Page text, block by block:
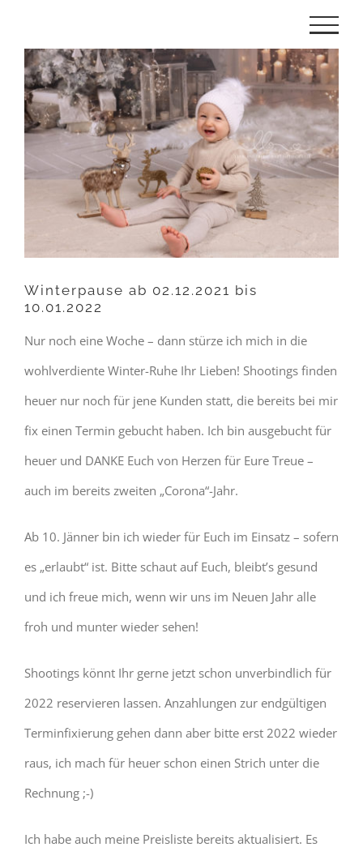
springen
Zeige
grösseres
Bild
Winterpause ab 02.12.2021 bis
10.01.2022
Nur noch eine Woche – dann stürze ich mich in die
wohlverdiente Winter-Ruhe Ihr Lieben! Shootings finden
heuer nur noch für jene Kunden statt, die bereits bei mir
fix einen Termin gebucht haben. Ich bin ausgebucht für
heuer und DANKE Euch von Herzen für Eure Treue –
auch im bereits zweiten „Corona“-Jahr.
Ab 10. Jänner bin ich wieder für Euch im Einsatz – sofern
es „erlaubt“ ist. Bitte schaut auf Euch, bleibt’s gesund
und ich freue mich, wenn wir uns im Neuen Jahr alle
froh und munter wieder sehen!
Shootings könnt Ihr gerne jetzt schon unverbindlich für
2022 reservieren lassen. Anzahlungen zur endgültigen
Terminfixierung gehen dann aber bitte erst 2022 wieder
raus, ich mach für heuer schon einen Strich unter die
Rechnung ;-)
Ich habe auch meine Preisliste bereits aktualisiert. Es